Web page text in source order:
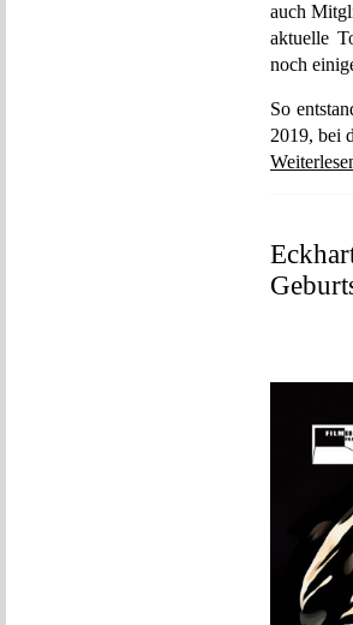
auch
aktuelle
noch
So
2019, bei